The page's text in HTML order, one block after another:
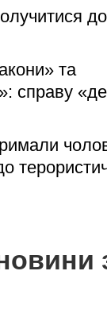
до
та
справу